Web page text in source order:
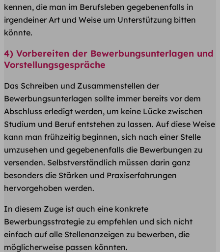
kennen, die man im Berufsleben gegebenenfalls in
irgendeiner Art und Weise um Unterstützung bitten
könnte.
4) Vorbereiten der Bewerbungsunterlagen und
Vorstellungsgespräche
Das Schreiben und Zusammenstellen der
Bewerbungsunterlagen sollte immer bereits vor dem
Abschluss erledigt werden, um keine Lücke zwischen
Studium und Beruf entstehen zu lassen. Auf diese Weise
kann man frühzeitig beginnen, sich nach einer Stelle
umzusehen und gegebenenfalls die Bewerbungen zu
versenden. Selbstverständlich müssen darin ganz
besonders die Stärken und Praxiserfahrungen
hervorgehoben werden.
In diesem Zuge ist auch eine konkrete
Bewerbungsstrategie zu empfehlen und sich nicht
einfach auf alle Stellenanzeigen zu bewerben, die
möglicherweise passen könnten.